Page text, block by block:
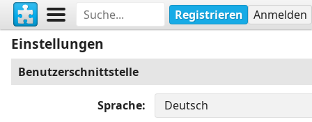
Registrieren Anmelden
Einstellungen
Benutzerschnittstelle
Sprache